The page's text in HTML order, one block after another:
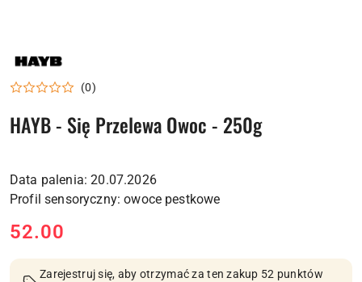
NAZWA
PRODUCENTA:
HAYB
(0)
HAYB - Się Przelewa Owoc - 250g
Data palenia: 20.07.2026
cena:
52.00
Zarejestruj się, aby otrzymać za ten zakup 52 punktów